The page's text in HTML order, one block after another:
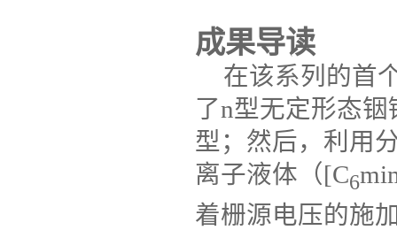
成果导读
在该系列的首
了n型无定形态
型；然后，利用
离子液体（[C6
着栅源电压的施